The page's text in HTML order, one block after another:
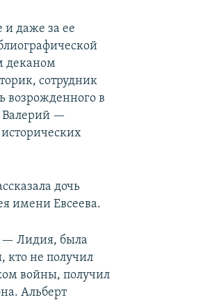
даже за ее
деканом
сотрудник
возрожденного в
Валерий —
дочь
имени Евсеева.
— Лидия, была
кто не получил
войны, получил
Альберт